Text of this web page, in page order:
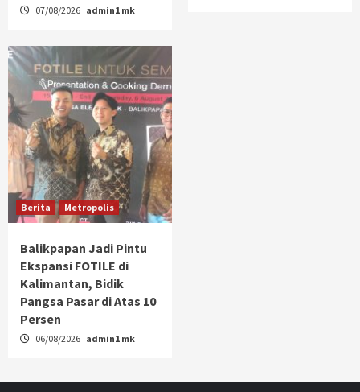
07/08/2026 admin1 mk
Berita Metropolis
Balikpapan Jadi Pintu
Ekspansi FOTILE di
Kalimantan, Bidik
Pangsa Pasar di Atas 10
Persen
06/08/2026 admin1 mk